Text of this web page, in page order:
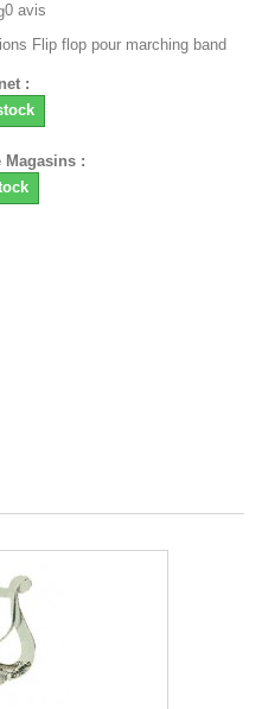
0 avis
Flip flop pour marching band
:
: